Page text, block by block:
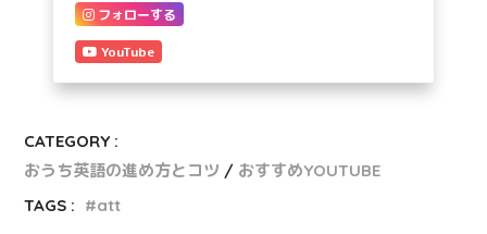
フォローする
YouTube
CATEGORY :
おうち英語の進め方とコツ
おすすめYOUTUBE
TAGS :
att